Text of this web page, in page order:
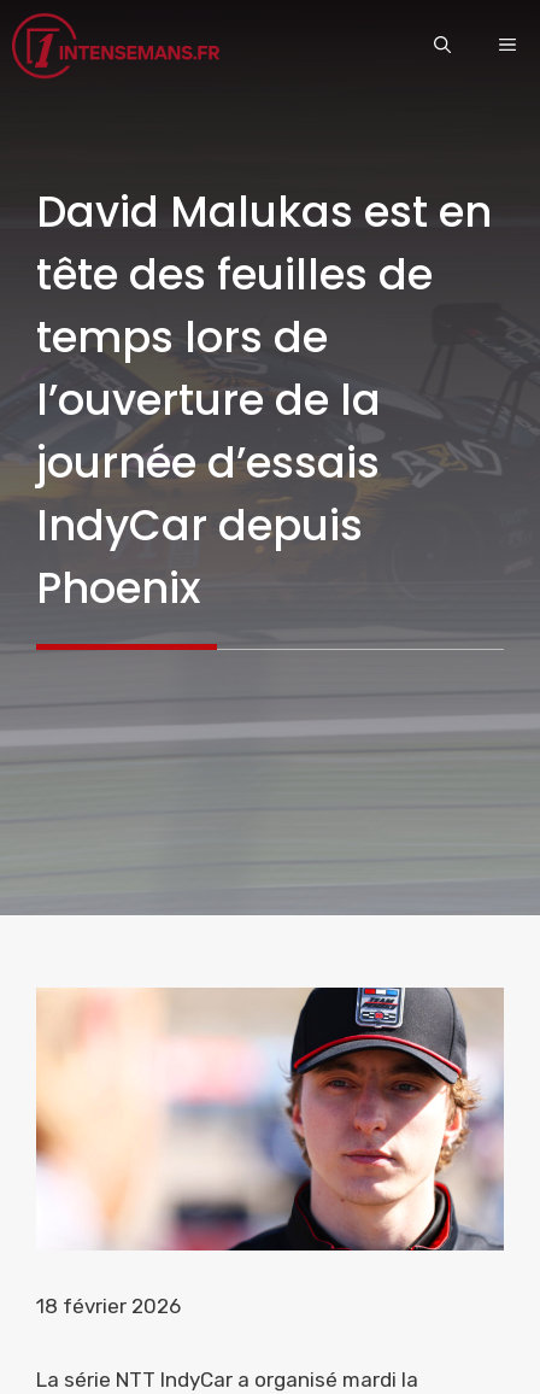
Aller
au
contenu
David Malukas est en
tête des feuilles de
temps lors de
l’ouverture de la
journée d’essais
IndyCar depuis
Phoenix
18 février 2026
La série NTT IndyCar a organisé mardi la